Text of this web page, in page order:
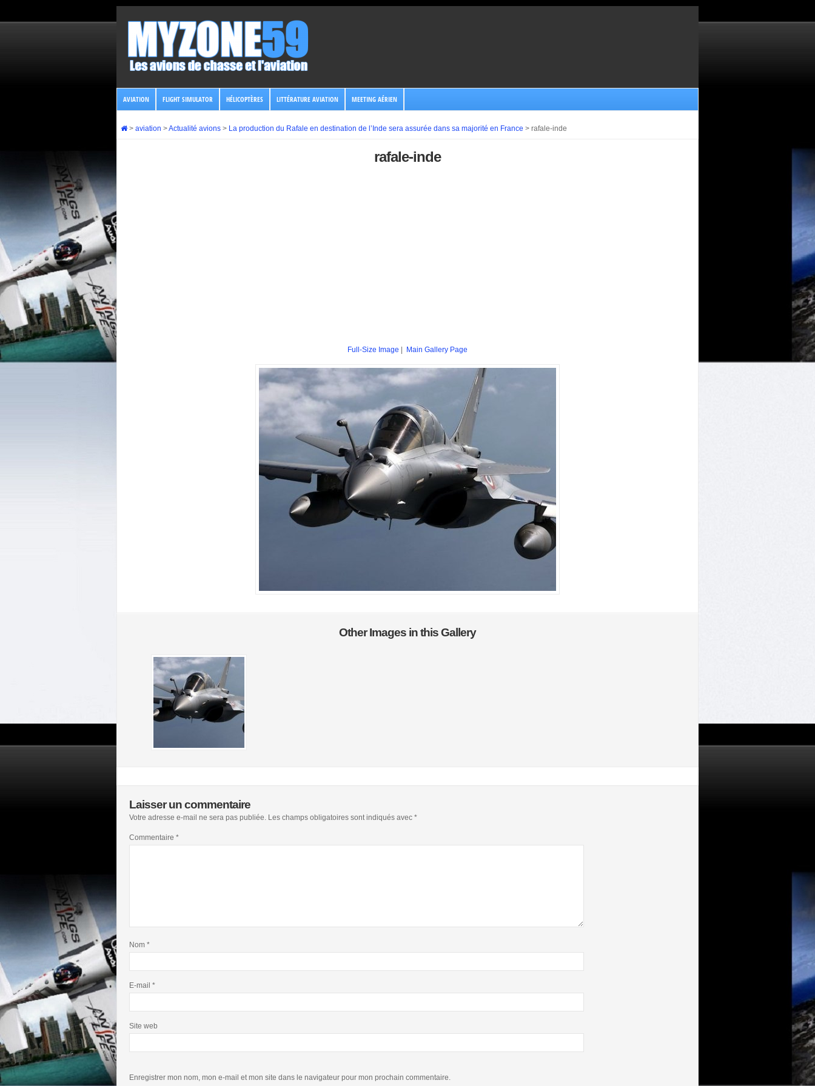
AVIATION FLIGHT SIMULATOR HÉLICOPTÈRES LITTÉRATURE AVIATION MEETING AÉRIEN
> aviation >Actualité avions > La production du Rafale en destination de l’Inde sera assurée dans sa majorité en France > rafale-inde
rafale-inde
Full-Size Image Main Gallery Page
Other Images in this Gallery
Laisser un commentaire
Votre adresse e-mail ne sera pas publiée. Les champs obligatoires sont indiqués avec *
Commentaire *
Nom *
E-mail *
Site web
Enregistrer mon nom, mon e-mail et mon site dans le navigateur pour mon prochain commentaire.